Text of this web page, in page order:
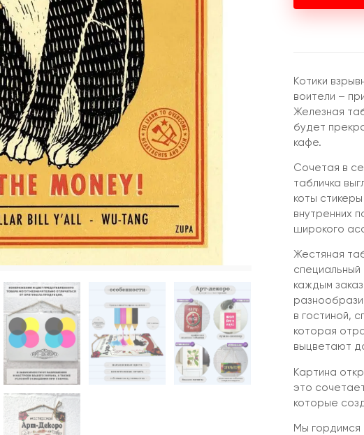
Котики
воители –
Железная
будет
кафе.
Сочетая в
табличка
коты
внутренних
широкого
Жестяная
каждым
в гостиной,
которая
выцветают
Картина
это
которые
Мы гордимся